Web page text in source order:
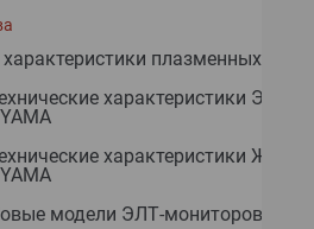
характеристики плазменных
характеристики ЭЛТ-
характеристики ЖК-
модели ЭЛТ-мониторов